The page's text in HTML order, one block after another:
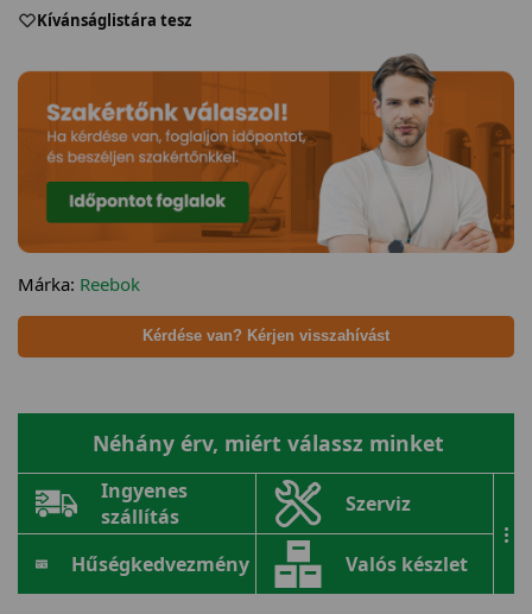
Kívánságlistára tesz
Márka: Reebok
Kérdése van? Kérjen visszahívást
Néhány érv, miért válassz minket
Ingyenes
szállítás
Szerviz
Hűségkedvezmény Valós készlet
...